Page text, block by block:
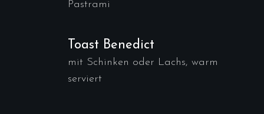
Pastrami
Toast Benedict
mit Schinken oder Lachs, warm
serviert